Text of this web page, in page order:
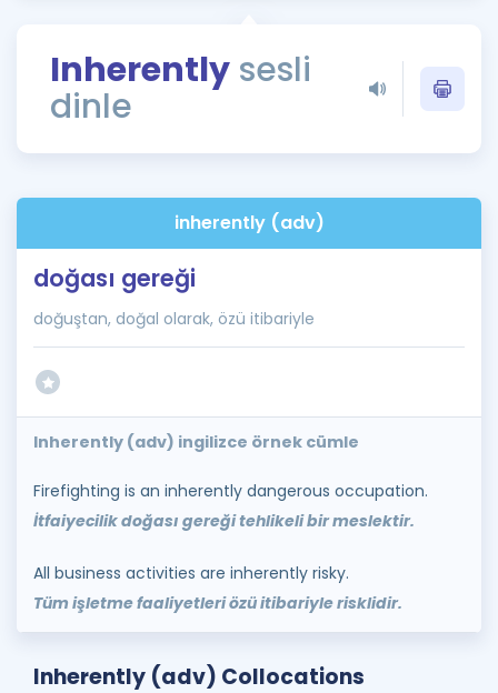
Rehberlik Aracı
ÖSYM Sınav Takvimi
İngilizce Gramer
Inherently sesli
dinle
inherently (adv)
doğası gereği
doğuştan, doğal olarak, özü itibariyle
Inherently (adv) ingilizce örnek cümle
Firefighting is an inherently dangerous occupation.
İtfaiyecilik doğası gereği tehlikeli bir meslektir.
All business activities are inherently risky.
Tüm işletme faaliyetleri özü itibariyle risklidir.
Inherently (adv) Collocations